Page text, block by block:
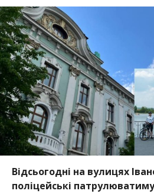
Відсьогодні на вулицях
поліцейські